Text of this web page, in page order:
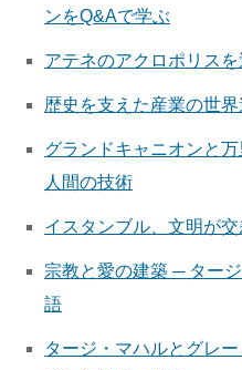
ンをQ&Aで学ぶ
アテネのアクロポリス
歴史を支えた産業の世
グランドキャニオンと
人間の技術
イスタンブル、文明が交
宗教と愛の建築 ─ ター
語
タージ・マハルとグレ